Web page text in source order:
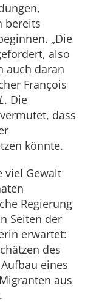
bereits
„Die
also
auch daran
François
. Die
vermutet, dass
könnte.
viel Gewalt
Regierung
Seiten der
erwartet:
des
eines
aus